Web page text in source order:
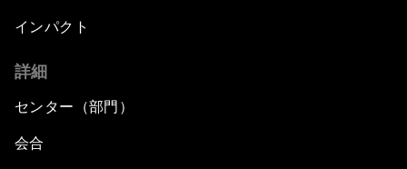
インパクト
詳細
センター（部門）
会合